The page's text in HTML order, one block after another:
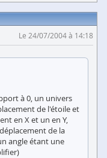
Le 24/07/2004 à 14:18
à 0, un univers
de l'étoile et
en X et un en Y,
de la
angle étant une